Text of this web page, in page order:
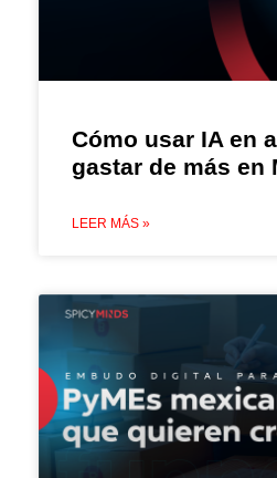
Cómo usar IA en
gastar de más en
LEER MÁS »